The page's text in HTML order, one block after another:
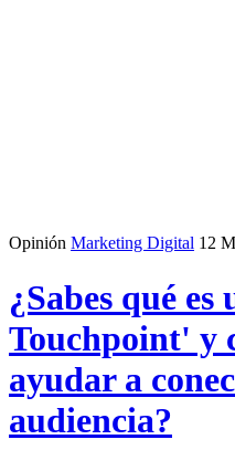
Opinión Marketing Digital 12
¿Sabes qué
Touchpoint' y
ayudar a
audiencia?